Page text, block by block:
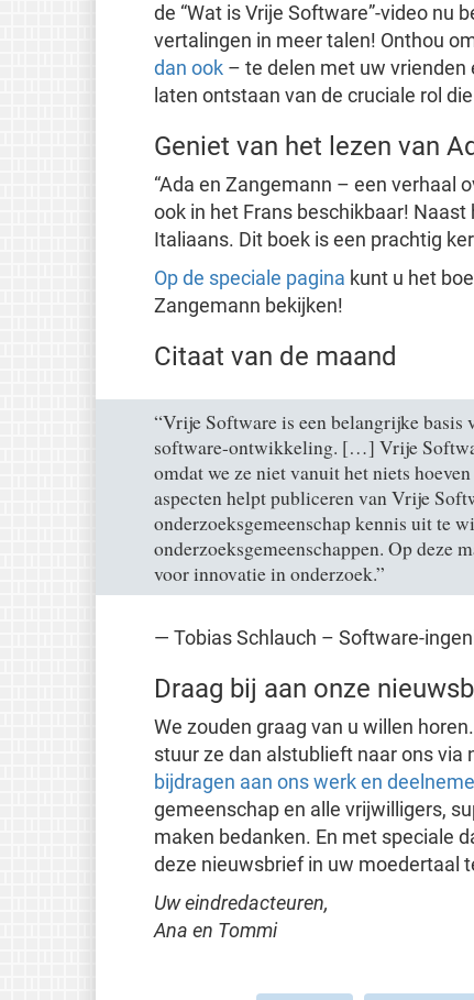
de “Wat is Vrije Software”-video nu
vertalingen in meer talen! Onthou
dan ook– te delen met uw vrienden
laten ontstaan van de cruciale rol
Geniet van het lezen van
“Ada en Zangemann – een verhaal
ook in het Frans beschikbaar!
Italiaans. Dit boek is een prachtig
Op de speciale pagina kunt u het
Zangemann bekijken!
Citaat van de maand
“Vrije Software is een belangrijke basis
software-ontwikkeling. […] Vrije
omdat we ze niet vanuit het niets
aspecten helpt publiceren van Vrije
onderzoeksgemeenschap kennis uit te
onderzoeksgemeenschappen. Op deze
voor innovatie in onderzoek.”
— Tobias Schlauch – Software-
Draag bij aan onze
We zouden graag van u willen
stuur ze dan alstublieft naar ons
bijdragen aan ons werk en
gemeenschap en alle vrijwilligers,
maken bedanken. En met speciale
deze nieuwsbrief in uw moedertaal
Uw eindredacteuren,
Ana en Tommi